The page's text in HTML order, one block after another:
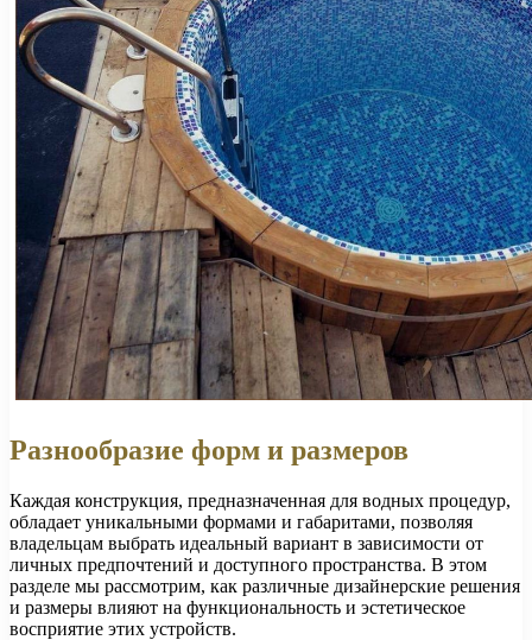
Разнообразие форм и размеров
Каждая конструкция, предназначенная для водных процедур,
обладает уникальными формами и габаритами, позволяя
владельцам выбрать идеальный вариант в зависимости от
личных предпочтений и доступного пространства. В этом
разделе мы рассмотрим, как различные дизайнерские решения
и размеры влияют на функциональность и эстетическое
восприятие этих устройств.